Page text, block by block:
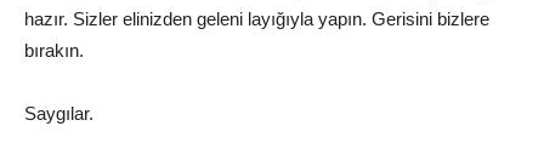
hazır. Sizler elinizden geleni layığıyla yapın. Gerisini bizlere
bırakın.
Saygılar.